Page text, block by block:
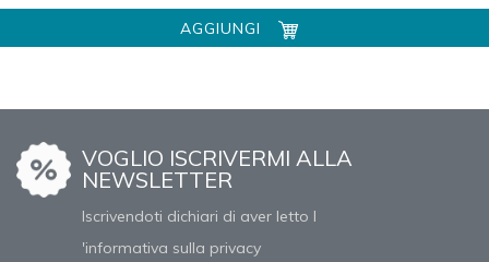
AGGIUNGI
VOGLIO ISCRIVERMI ALLA
NEWSLETTER
Iscrivendoti dichiari di aver letto l
'informativa sulla privacy